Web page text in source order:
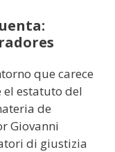
que carece
el estatuto del
de
Giovanni
di giustizia